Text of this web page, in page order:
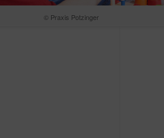
© Praxis Potzinger